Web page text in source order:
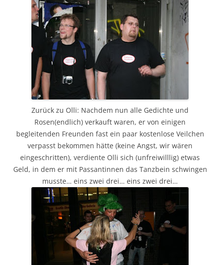
Zurück zu Olli: Nachdem nun alle Gedichte und
Rosen(endlich) verkauft waren, er von einigen
begleitenden Freunden fast ein paar kostenlose Veilchen
verpasst bekommen hätte (keine Angst, wir wären
eingeschritten), verdiente Olli sich (unfreiwilllig) etwas
Geld, in dem er mit Passantinnen das Tanzbein schwingen
musste… eins zwei drei… eins zwei drei…